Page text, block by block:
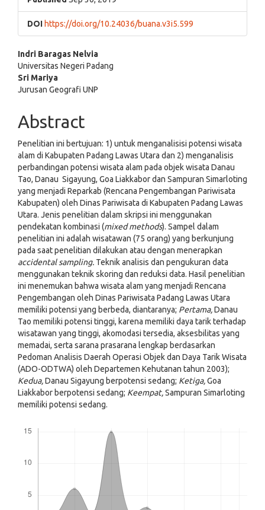
DOI https://doi.org/10.24036/buana.v3i5.599
Main
Article
Content
Indri Baragas Nelvia
Universitas Negeri Padang
Sri Mariya
Jurusan Geografi UNP
Abstract
Penelitian ini bertujuan: 1) untuk menganalisisi potensi wisata
alam di Kabupaten Padang Lawas Utara dan 2) menganalisis
perbandingan potensi wisata alam pada objek wisata Danau
Tao, Danau Sigayung, Goa Liakkabor dan Sampuran Simarloting
yang menjadi Reparkab (Rencana Pengembangan Pariwisata
Kabupaten) oleh Dinas Pariwisata di Kabupaten Padang Lawas
Utara. Jenis penelitian dalam skripsi ini menggunakan
pendekatan kombinasi (mixed methods). Sampel dalam
penelitian ini adalah wisatawan (75 orang) yang berkunjung
pada saat penelitian dilakukan atau dengan menerapkan
accidental sampling. Teknik analisis dan pengukuran data
menggunakan teknik skoring dan reduksi data. Hasil penelitian
ini menemukan bahwa wisata alam yang menjadi Rencana
Pengembangan oleh Dinas Pariwisata Padang Lawas Utara
memiliki potensi yang berbeda, diantaranya; Pertama,Danau
Tao memiliki potensi tinggi, karena memiliki daya tarik terhadap
wisatawan yang tinggi, akomodasi tersedia, aksesbilitas yang
memadai, serta sarana prasarana lengkap berdasarkan
Pedoman Analisis Daerah Operasi Objek dan Daya Tarik Wisata
(ADO-ODTWA) oleh Departemen Kehutanan tahun 2003);
Kedua,Danau Sigayung berpotensi sedang; Ketiga,Goa
Liakkabor berpotensi sedang; Keempat,Sampuran Simarloting
memiliki potensi sedang.